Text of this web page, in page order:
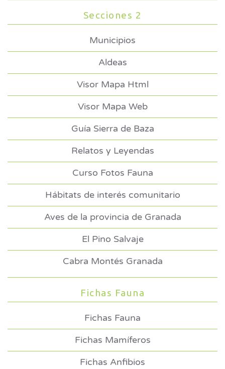
Secciones 2
Municipios
Aldeas
Visor Mapa Html
Visor Mapa Web
Guía Sierra de Baza
Relatos y Leyendas
Curso Fotos Fauna
Hábitats de interés comunitario
Aves de la provincia de Granada
El Pino Salvaje
Cabra Montés Granada
Fichas Fauna
Fichas Fauna
Fichas Mamíferos
Fichas Anfibios